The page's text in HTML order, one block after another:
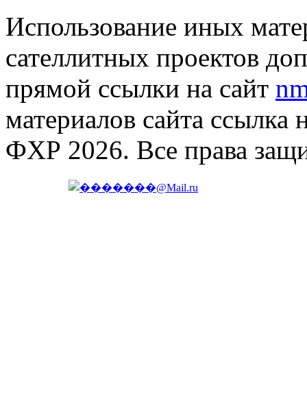
Использование иных
сателлитных проектов
прямой ссылки на сайт
материалов сайта ссылка
ФХР 2026. Все права